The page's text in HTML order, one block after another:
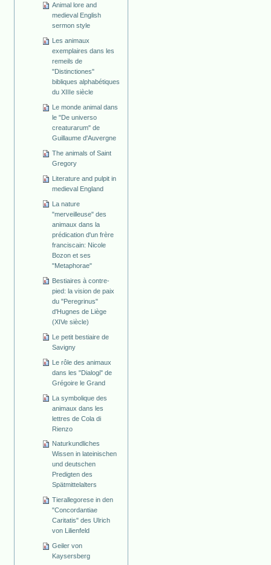
Animal lore and
medieval English
sermon style
Les animaux
exemplaires dans les
remeils de
"Distinctiones"
bibliques alphabétiques
du XIIIe siècle
Le monde animal dans
le "De universo
creaturarum" de
Guillaume d'Auvergne
The animals of Saint
Gregory
Literature and pulpit in
medieval England
La nature
"merveilleuse" des
animaux dans la
prédication d'un frère
franciscain: Nicole
Bozon et ses
"Metaphorae"
Bestiaires à contre-
pied: la vision de paix
du "Peregrinus"
d'Hugnes de Liège
(XIVe siècle)
Le petit bestiaire de
Savigny
Le rôle des animaux
dans les "Dialogi" de
Grégoire le Grand
La symbolique des
animaux dans les
lettres de Cola di
Rienzo
Naturkundliches
Wissen in lateinischen
und deutschen
Predigten des
Spätmittelalters
Tierallegorese in den
"Concordantiae
Caritatis" des Ulrich
von Lilienfeld
Geiler von
Kaysersberg